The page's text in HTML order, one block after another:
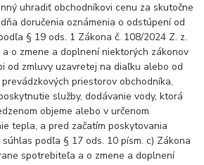
uhradiť obchodníkovi cenu za skutočne
doručenia oznámenia o odstúpení od
§ 19 ods. 1 Zákona č. 108/2024 Z. z.
o zmene a doplnení niektorých zákonov
od zmluvy uzavretej na diaľku alebo od
priestorov obchodníka,
služby, dodávanie vody, ktorá
objeme alebo v určenom
tepla, a pred začatím poskytovania
podľa § 17 ods. 10 písm. c) Zákona
spotrebiteľa a o zmene a doplnení